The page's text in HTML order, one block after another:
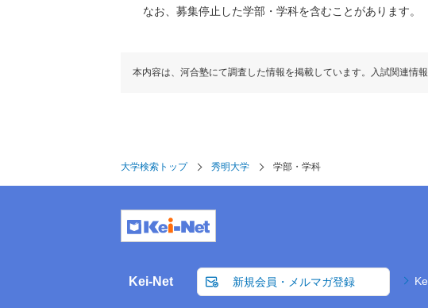
なお、募集停止した学部・学科を含むことがあります。
本内容は、河合塾にて調査した情報を掲載しています。入試関連情
大学検索トップ 秀明大学 学部・学科
Kei-Net 新規会員・メルマガ登録